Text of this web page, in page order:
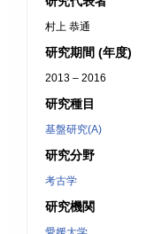
村上 恭通
研究期間 (年度)
2013 – 2016
研究種目
基盤研究(A)
研究分野
考古学
研究機関